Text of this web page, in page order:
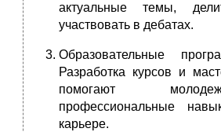
актуальные темы,
участвовать в дебатах.
Образовательные
Разработка курсов и
помогают
профессиональные
карьере.